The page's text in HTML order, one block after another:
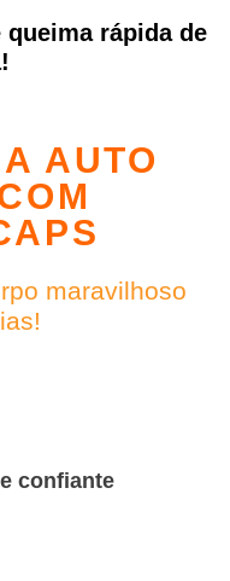
rápida de
AUTO
maravilhoso
confiante